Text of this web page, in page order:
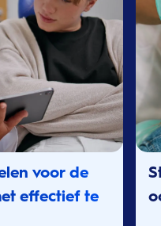
voor de
effectief te